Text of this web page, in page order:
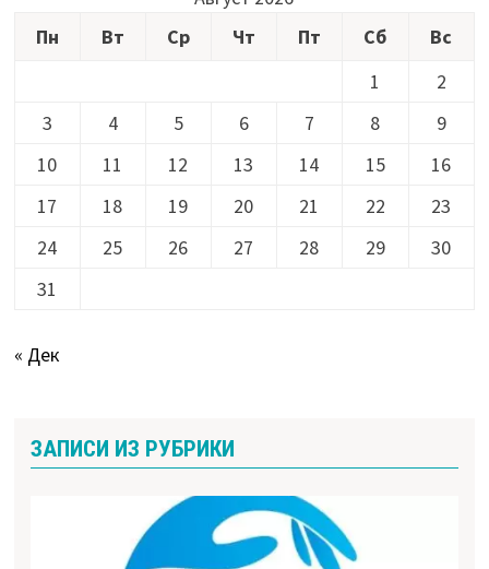
Пн
Вт Ср Чт Пт Сб
Вс
1
2
3
4 5 6 7 8
9
10
11 12 13 14 15
16
17
18 19 20 21 22
23
24
25 26 27 28 29
30
31
« Дек
ЗАПИСИ ИЗ РУБРИКИ